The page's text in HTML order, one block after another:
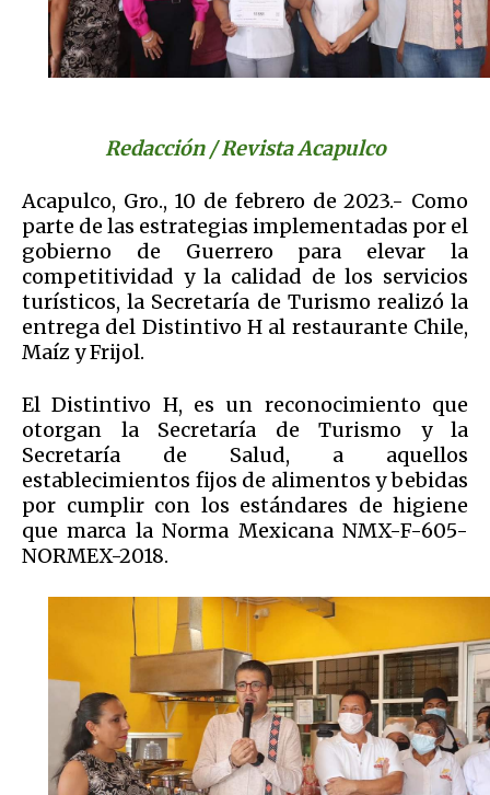
Redacción / Revista Acapulco
Acapulco, Gro., 10 de febrero de 2023.- Como
parte de las estrategias implementadas por el
gobierno de Guerrero para elevar la
competitividad y la calidad de los servicios
turísticos, la Secretaría de Turismo realizó la
entrega del Distintivo H al restaurante Chile,
Maíz y Frijol.
El Distintivo H, es un reconocimiento que
otorgan la Secretaría de Turismo y la
Secretaría de Salud, a aquellos
establecimientos fijos de alimentos y bebidas
por cumplir con los estándares de higiene
que marca la Norma Mexicana NMX-F-605-
NORMEX-2018.